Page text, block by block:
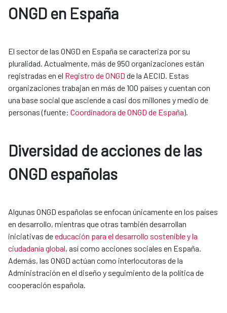
ONGD en España
El sector de las ONGD en España se caracteriza por su
pluralidad. Actualmente, más de 950 organizaciones están
registradas en el Registro de ONGD de la AECID. Estas
organizaciones trabajan en más de 100 países y cuentan con
una base social que asciende a casi dos millones y medio de
personas (fuente: Coordinadora de ONGD de España).
Diversidad de acciones de las
ONGD españolas
Algunas ONGD españolas se enfocan únicamente en los países
en desarrollo, mientras que otras también desarrollan
iniciativas deeducación para el desarrollo sostenible y la
ciudadanía global, así como acciones sociales en España.
Además, las ONGD actúan como interlocutoras de la
Administración en el diseño y seguimiento de la política de
cooperación española.